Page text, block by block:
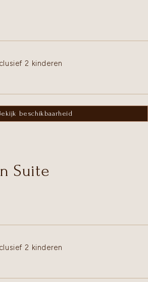
2 kinderen
beschikbaarheid
Suite
2 kinderen